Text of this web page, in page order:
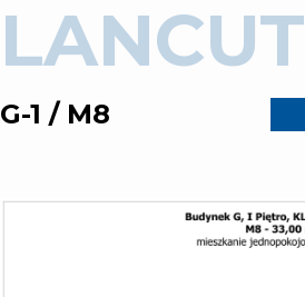
LANCUT
G-1 / M8